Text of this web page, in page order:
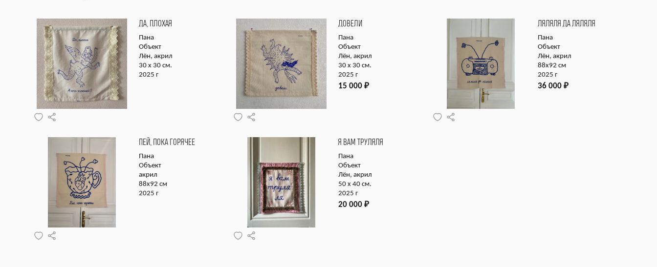
ДА, ПЛОХАЯ
Пана
Объект
Лён, акрил
30 х 30 см.
2025 г
ДОВЕЛИ
Пана
Объект
Лён, акрил
30 х 30 см.
2025 г
15 000 ₽
ЛЯЛЯЛЯ ДА ЛЯЛЯЛЯ
Пана
Объект
Лён, акрил
88х92 см
2025 г
36 000 ₽
ПЕЙ, ПОКА ГОРЯЧЕЕ
Пана
Объект
акрил
88х92 см
2025 г
Я ВАМ ТРУЛЯЛЯ
Пана
Объект
Лён, акрил
50 х 40 см.
2025 г
20 000 ₽